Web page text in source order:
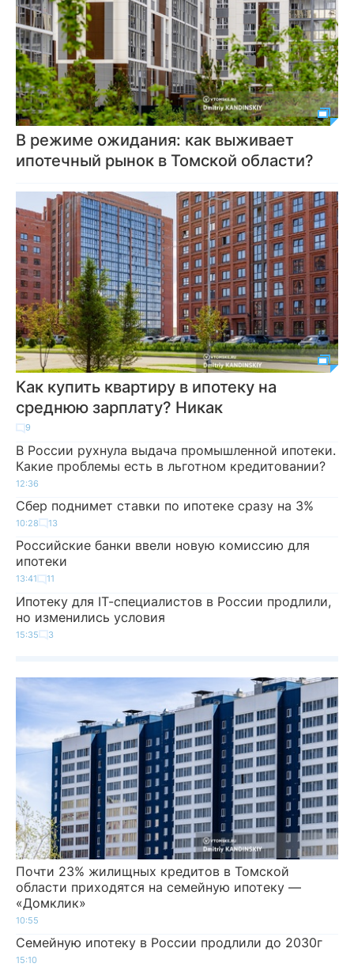
В режиме ожидания: как выживает
ипотечный рынок в Томской области?
Как купить квартиру в ипотеку на
среднюю зарплату? Никак
9
В России рухнула выдача промышленной ипотеки.
Какие проблемы есть в льготном кредитовании?
12:36
Сбер поднимет ставки по ипотеке сразу на 3%
10:28 13
Российские банки ввели новую комиссию для
ипотеки
13:41 11
Ипотеку для IТ-специалистов в России продлили,
но изменились условия
15:35 3
Почти 23% жилищных кредитов в Томской
области приходятся на семейную ипотеку —
«Домклик»
10:55
Семейную ипотеку в России продлили до 2030г
15:10